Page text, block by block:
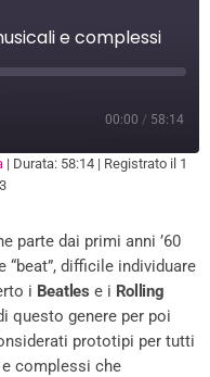
e complessi
00:00 / 58:14
| Durata: 58:14| Registrato il 1
parte dai primi anni ’60
“beat”, difficile individuare
i Beatles e i Rolling
questo genere per poi
prototipi per tutti
complessi che